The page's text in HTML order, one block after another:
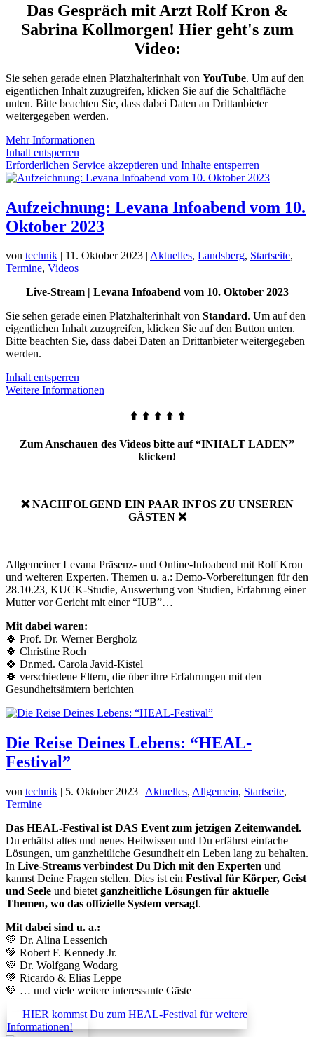
Das Gespräch mit Arzt Rolf Kron &
Sabrina Kollmorgen! Hier geht's zum
Video:
Sie sehen gerade einen Platzhalterinhalt von YouTube. Um auf den
eigentlichen Inhalt zuzugreifen, klicken Sie auf die Schaltfläche
unten. Bitte beachten Sie, dass dabei Daten an Drittanbieter
weitergegeben werden.
Mehr Informationen
Inhalt entsperren
Erforderlichen Service akzeptieren und Inhalte entsperren
Aufzeichnung: Levana Infoabend vom 10.
Oktober 2023
von technik | 11. Oktober 2023 | Aktuelles, Landsberg, Startseite,
Termine, Videos
Live-Stream | Levana Infoabend vom 10. Oktober 2023
Sie sehen gerade einen Platzhalterinhalt von Standard. Um auf den
eigentlichen Inhalt zuzugreifen, klicken Sie auf den Button unten.
Bitte beachten Sie, dass dabei Daten an Drittanbieter weitergegeben
werden.
Inhalt entsperren
Weitere Informationen
⬆️ ⬆️ ⬆️ ⬆️ ⬆️
Zum Anschauen des Videos bitte auf “INHALT LADEN”
klicken!
❌ NACHFOLGEND EIN PAAR INFOS ZU UNSEREN
GÄSTEN ❌
Allgemeiner Levana Präsenz- und Online-Infoabend mit Rolf Kron
und weiteren Experten. Themen u. a.: Demo-Vorbereitungen für den
28.10.23, KUCK-Studie, Auswertung von Studien, Erfahrung einer
Mutter vor Gericht mit einer “IUB”…
Mit dabei waren:
🍀 Prof. Dr. Werner Bergholz
🍀 Christine Roch
🍀 Dr.med. Carola Javid-Kistel
🍀 verschiedene Eltern, die über ihre Erfahrungen mit den
Gesundheitsämtern berichten
Die Reise Deines Lebens: “HEAL-
Festival”
von technik | 5. Oktober 2023 | Aktuelles, Allgemein, Startseite,
Termine
Das HEAL-Festival ist DAS Event zum jetzigen Zeitenwandel.
Du erhältst altes und neues Heilwissen und Du erfährst einfache
Lösungen, um ganzheitliche Gesundheit ein Leben lang zu behalten.
In Live-Streams verbindest Du Dich mit den Experten und
kannst Deine Fragen stellen. Dies ist ein Festival für Körper, Geist
und Seele und bietet ganzheitliche Lösungen für aktuelle
Themen, wo das offizielle System versagt.
Mit dabei sind u. a.:
💚 Dr. Alina Lessenich
💚 Robert F. Kennedy Jr.
💚 Dr. Wolfgang Wodarg
💚 Ricardo & Elias Leppe
💚 … und viele weitere interessante Gäste
HIER kommst Du zum HEAL-Festival für weitere
Informationen!